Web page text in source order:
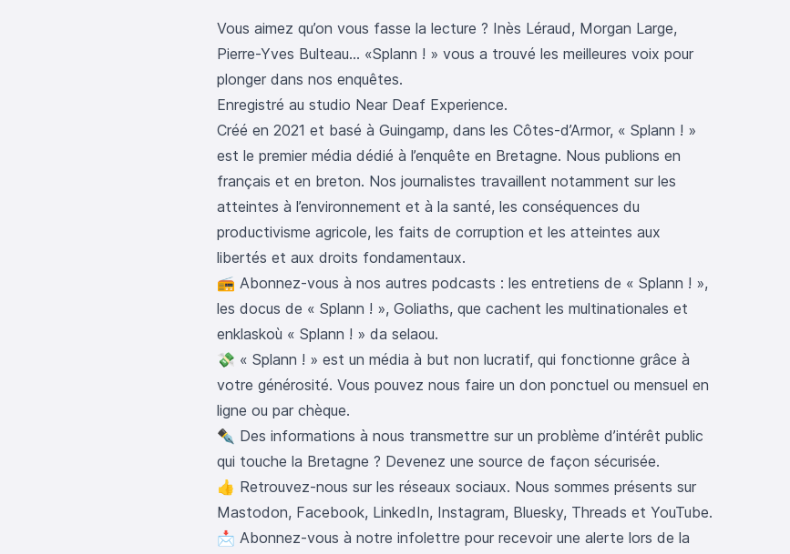
Vous aimez qu’on vous fasse la lecture ? Inès Léraud, Morgan Large,
Pierre-Yves Bulteau… «Splann ! » vous a trouvé les meilleures voix pour
plonger dans nos enquêtes.
Enregistré au studio Near Deaf Experience.
Créé en 2021 et basé à Guingamp, dans les Côtes-d’Armor, « Splann ! »
est le premier média dédié à l’enquête en Bretagne. Nous publions en
français et en breton. Nos journalistes travaillent notamment sur les
atteintes à l’environnement et à la santé, les conséquences du
productivisme agricole, les faits de corruption et les atteintes aux
libertés et aux droits fondamentaux.
📻 Abonnez-vous à nos autres podcasts : les entretiens de « Splann ! »,
les docus de « Splann ! », Goliaths, que cachent les multinationales et
enklaskoù « Splann ! » da selaou.
💸 « Splann ! » est un média à but non lucratif, qui fonctionne grâce à
votre générosité. Vous pouvez nous faire un don ponctuel ou mensuel en
ligne ou par chèque.
✒️ Des informations à nous transmettre sur un problème d’intérêt public
qui touche la Bretagne ? Devenez une source de façon sécurisée.
👍 Retrouvez-nous sur les réseaux sociaux. Nous sommes présents sur
Mastodon, Facebook, LinkedIn, Instagram, Bluesky, Threads et YouTube.
📩 Abonnez-vous à notre infolettre pour recevoir une alerte lors de la